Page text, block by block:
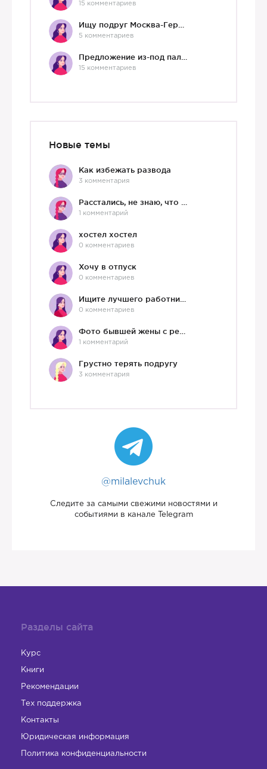
15 комментариев
5 комментариев
15 комментариев
Новые темы
Как избежать развода
3 комментария
1 комментарий
хостел хостел
0 комментариев
Хочу в отпуск
0 комментариев
0 комментариев
1 комментарий
Грустно терять подругу
3 комментария
@milalevchuk
Следите за самыми свежими новостями и
событиями в канале Telegram
Разделы сайта
Курс
Книги
Рекомендации
Тех поддержка
Контакты
Юридическая информация
Политика конфиденциальности